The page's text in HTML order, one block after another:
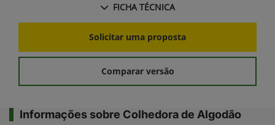
FICHA TÉCNICA
Solicitar uma proposta
Comparar versão
Informações sobre Colhedora de Algodão